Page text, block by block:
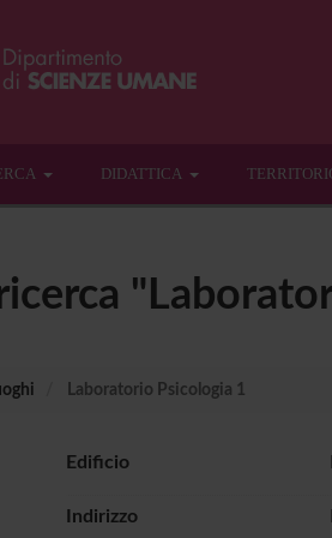
DIDATTICA
Laboratorio Psicologia 1
Edificio
Indirizzo